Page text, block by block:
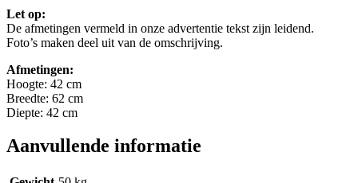
Let op:
De afmetingen vermeld in onze advertentie tekst zijn leidend.
Foto’s maken deel uit van de omschrijving.
Afmetingen:
Hoogte: 42 cm
Breedte: 62 cm
Diepte: 42 cm
Aanvullende informatie